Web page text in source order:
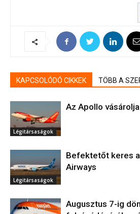
KAPCSOLÓDÓ CIKKEK TÖBB A
Légitársaságok
Az Apollo
Légitársaságok
Befektetőt keres
Airways
Augusztus 7-ig